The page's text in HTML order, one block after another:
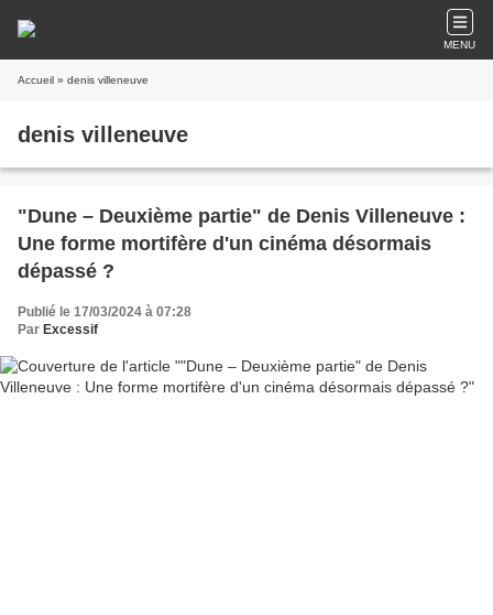
MENU
Accueil » denis villeneuve
denis villeneuve
"Dune – Deuxième partie" de Denis Villeneuve :
Une forme mortifère d'un cinéma désormais
dépassé ?
Publié le 17/03/2024 à 07:28
Par Excessif